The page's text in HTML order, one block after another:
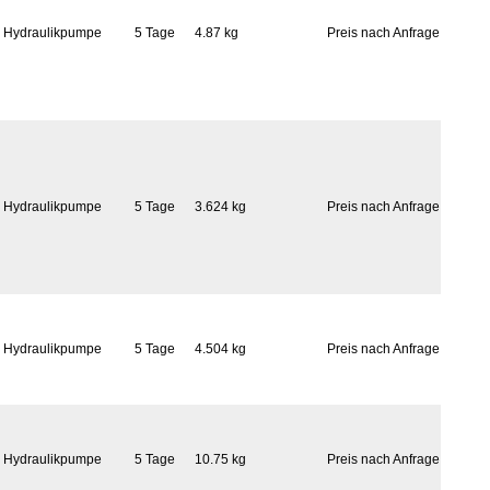
Hydraulikpumpe 5 Tage 4.87 kg Preis nach Anfrage
Hydraulikpumpe 5 Tage 3.624 kg Preis nach Anfrage
Hydraulikpumpe 5 Tage 4.504 kg Preis nach Anfrage
Hydraulikpumpe 5 Tage 10.75 kg Preis nach Anfrage